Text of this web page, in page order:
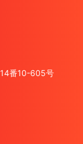
番10-605号